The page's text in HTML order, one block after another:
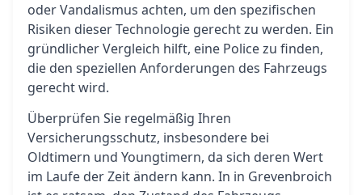
oder Vandalismus achten, um den spezifischen
Risiken dieser Technologie gerecht zu werden. Ein
gründlicher Vergleich hilft, eine Police zu finden,
die den speziellen Anforderungen des Fahrzeugs
gerecht wird.
Überprüfen Sie regelmäßig Ihren
Versicherungsschutz, insbesondere bei
Oldtimern und Youngtimern, da sich deren Wert
im Laufe der Zeit ändern kann. In in Grevenbroich